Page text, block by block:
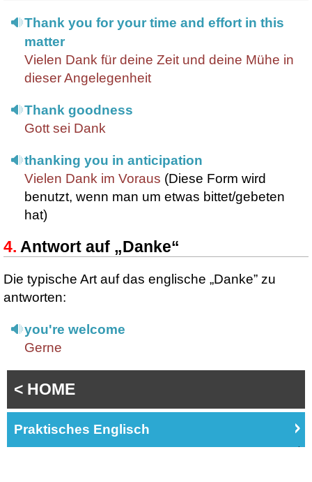
Thank you for your time and effort in this
matter
Vielen Dank für deine Zeit und deine Mühe in
dieser Angelegenheit
Thank goodness
Gott sei Dank
thanking you in anticipation
Vielen Dank im Voraus (Diese Form wird
benutzt, wenn man um etwas bittet/gebeten
hat)
Antwort auf „Danke“
Die typische Art auf das englische „Danke” zu
antworten:
you're welcome
Gerne
< HOME
Praktisches Englisch